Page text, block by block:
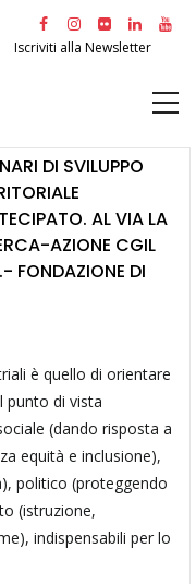
Iscriviti alla Newsletter
DI SVILUPPO
AL VIA LA
AZIONE CGIL
FONDAZIONE DI
è quello di orientare
punto di vista
(dando risposta a
equità e inclusione),
politico (proteggendo
(istruzione,
indispensabili per lo